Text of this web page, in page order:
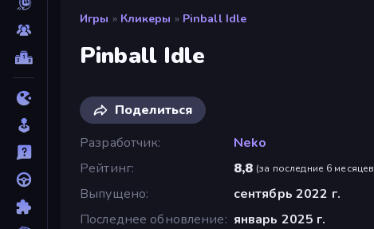
Игры » Кликеры » Pinball Idle
Pinball Idle
Поделиться
Разработчик
Neko
Рейтинг
8,8 (за последние 6 месяцев
Выпущено
сентябрь 2022 г.
Последнее обновление
январь 2025 г.